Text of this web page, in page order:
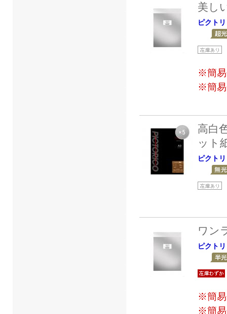
美し
ピクト
※簡易
※簡易
高白
ット
ピクト
ワン
ピクト
※簡易
※簡易